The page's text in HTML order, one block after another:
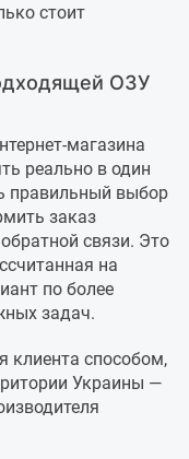
стоит
ОЗУ
магазина
реально в один
правильный выбор
заказ
связи. Это
на
по более
задач.
клиента способом,
Украины —